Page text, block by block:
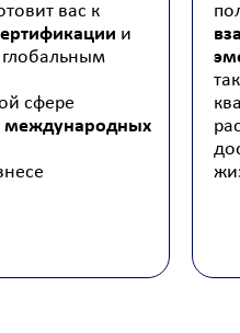
вас к
и
сфере
международных